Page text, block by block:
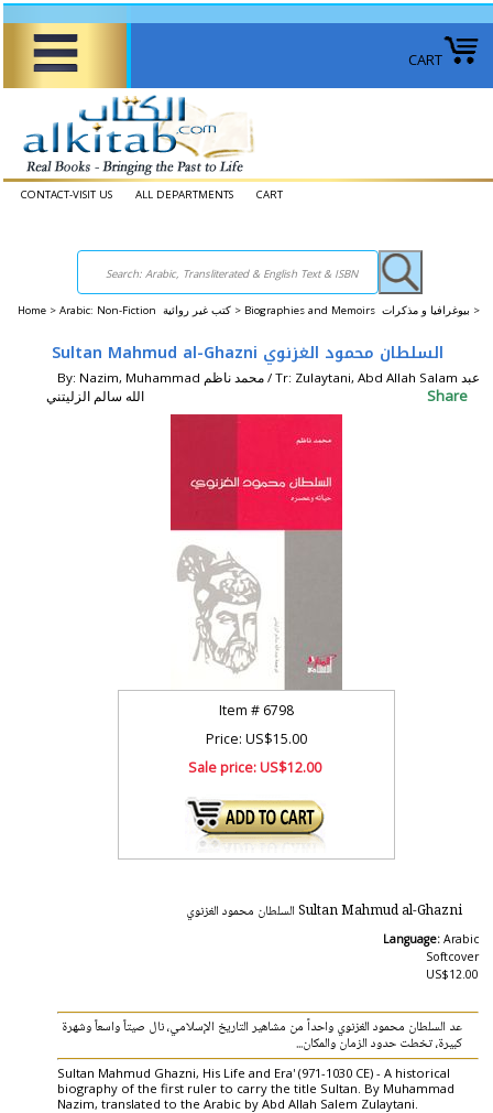
CART
CONTACT-VISIT US ALL DEPARTMENTS CART
Home > Arabic: Non-Fiction كتب غير روائية > Biographies and Memoirs بيوغرافيا و مذكرات >
Sultan Mahmud al-Ghazni السلطان محمود الغزنوي
By: Nazim, Muhammad محمد ناظم / Tr: Zulaytani, Abd Allah Salam عبد
الله سالم الزليتني
Share
Item # 6798
Price: US$15.00
Sale price:US$12.00
Sultan Mahmud al-Ghazni السلطان محمود الغزنوي
Language: Arabic
Softcover
US$12.00
عد السلطان محمود الغزنوي واحداً من مشاهير التاريخ الإسلامي، نال صيتاً واسعاً وشهرة
كبيرة، تخطت حدود الزمان والمكان...
Sultan Mahmud Ghazni, His Life and Era' (971-1030 CE) - A historical
biography of the first ruler to carry the title Sultan. By Muhammad
Nazim, translated to the Arabic by Abd Allah Salem Zulaytani.